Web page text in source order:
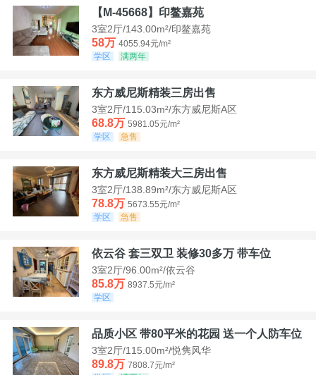
【M-45668】印鳌嘉苑
3室2厅/143.00m²/印鳌嘉苑
58万 4055.94元/m²
学区
满两年
东方威尼斯精装三房出售
3室2厅/115.03m²/东方威尼斯A区
68.8万 5981.05元/m²
学区
急售
东方威尼斯精装大三房出售
3室2厅/138.89m²/东方威尼斯A区
78.8万 5673.55元/m²
学区
急售
依云谷 套三双卫 装修30多万 带车位
3室2厅/96.00m²/依云谷
85.8万 8937.5元/m²
学区
品质小区 带80平米的花园 送一个人防车位
3室2厅/115.00m²/悦隽风华
89.8万 7808.7元/m²